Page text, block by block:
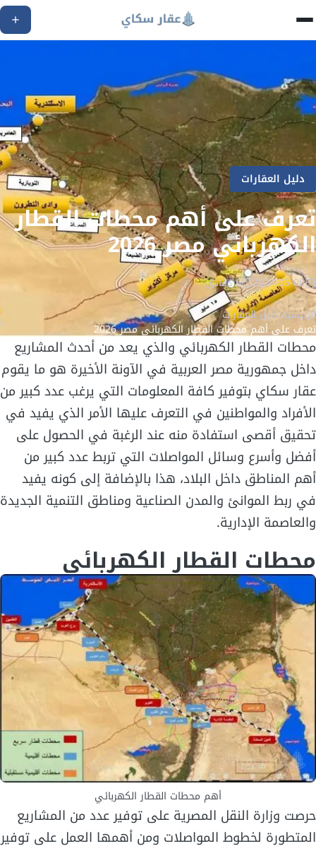
دليل العقارات
تعرف على أهم محطات القطار
الكهربائي مصر 2026
2024-05-06 6 دقائق
الرئيسية/دليل العقارات/
تعرف على أهم محطات القطار الكهربائي مصر 2026
محطات القطار الكهربائي والذي يعد من أحدث المشاريع
داخل جمهورية مصر العربية في الآونة الأخيرة هو ما يقوم
عقار سكاي بتوفير كافة المعلومات التي يرغب عدد كبير من
الأفراد والمواطنين في التعرف عليها الأمر الذي يفيد في
تحقيق أقصى استفادة منه عند الرغبة في الحصول على
أفضل وأسرع وسائل المواصلات التي تربط عدد كبير من
أهم المناطق داخل البلاد، هذا بالإضافة إلى كونه يفيد
في ربط الموانئ والمدن الصناعية ومناطق التنمية الجديدة
والعاصمة الإدارية.
محطات القطار الكهربائي
أهم محطات القطار الكهربائي
حرصت وزارة النقل المصرية على توفير عدد من المشاريع
المتطورة لخطوط المواصلات ومن أهمها العمل على توفير